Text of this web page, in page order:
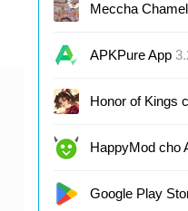
Meccha
Android
APKPure App
Honor of Kings
11.4
HappyMod cho
Google Play